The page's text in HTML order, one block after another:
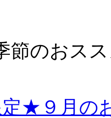
のおスス
★９月の